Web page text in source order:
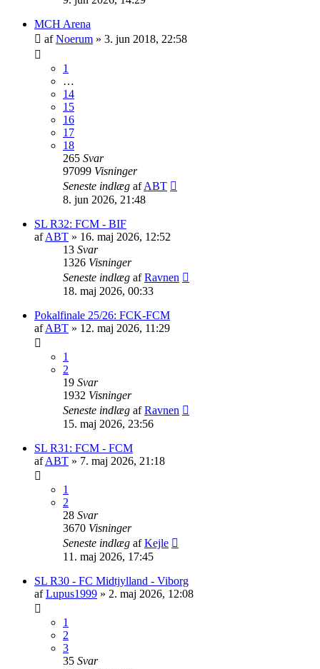
MCH Arena
afNoerum » 3. jun 2018, 22:58
1
…
14
15
16
17
18
265 Svar
97099 Visninger
Seneste indlæg afABT
8. jun 2026, 21:48
SL R32: FCM - BIF
afABT » 16. maj 2026, 12:52
13 Svar
1326 Visninger
Seneste indlæg afRavnen
18. maj 2026, 00:33
Pokalfinale 25/26: FCK-FCM
afABT » 12. maj 2026, 11:29
1
2
19 Svar
1932 Visninger
Seneste indlæg afRavnen
15. maj 2026, 23:56
SL R31: FCM - FCM
afABT » 7. maj 2026, 21:18
1
2
28 Svar
3670 Visninger
Seneste indlæg afKejle
11. maj 2026, 17:45
SL R30 - FC Midtjylland - Viborg
afLupus1999 » 2. maj 2026, 12:08
1
2
3
35 Svar